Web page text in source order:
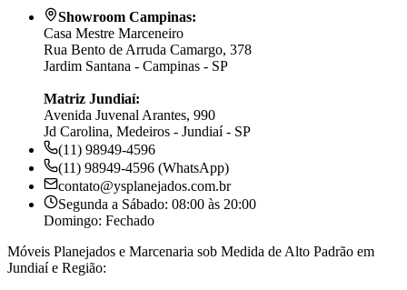
Showroom Campinas:
Casa Mestre Marceneiro
Rua Bento de Arruda Camargo, 378
Jardim Santana - Campinas - SP
Matriz Jundiaí:
Avenida Juvenal Arantes, 990
Jd Carolina, Medeiros - Jundiaí - SP
(11) 98949-4596
(11) 98949-4596 (WhatsApp)
contato@ysplanejados.com.br
Segunda a Sábado: 08:00 às 20:00
Domingo: Fechado
Móveis Planejados e Marcenaria sob Medida de Alto Padrão em
Jundiaí e Região: